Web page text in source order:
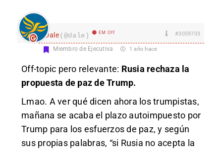
Dale(@dale) EM Off #3059703
Miembro de Ejecutiva 1 año hace
Off-topic pero relevante: Rusia rechaza la
propuesta de paz de Trump.
Lmao. A ver qué dicen ahora los trumpistas,
mañana se acaba el plazo autoimpuesto por
Trump para los esfuerzos de paz, y según
sus propias palabras, “si Rusia no acepta la